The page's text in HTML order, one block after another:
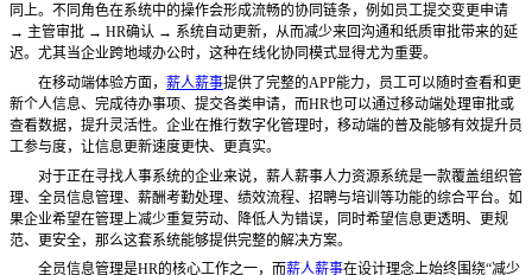
同上。不同角色在系统中的操作会形成流畅的协同链条，例如员工提交变更申请
→ 主管审批 → HR确认 → 系统自动更新，从而减少来回沟通和纸质审批带来的延
迟。尤其当企业跨地域办公时，这种在线化协同模式显得尤为重要。
在移动端体验方面， 薪人薪事提供了完整的APP能力，员工可以随时查看和更
新个人信息、完成待办事项、提交各类申请，而HR也可以通过移动端处理审批或
查看数据，提升灵活性。企业在推行数字化管理时，移动端的普及能够有效提升员
工参与度，让信息更新速度更快、更真实。
对于正在寻找人事系统的企业来说，薪人薪事人力资源系统是一款覆盖组织管
理、全员信息管理、薪酬考勤处理、绩效流程、招聘与培训等功能的综合平台。如
果企业希望在管理上减少重复劳动、降低人为错误，同时希望信息更透明、更规
范、更安全，那么这套系统能够提供完整的解决方案。
全员信息管理是HR的核心工作之一，而薪人薪事在设计理念上始终围绕“减少